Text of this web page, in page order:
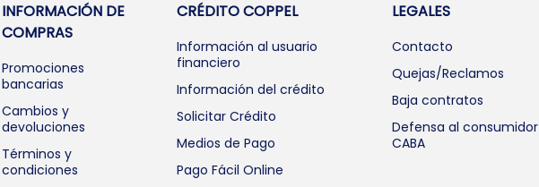
INFORMACIÓN DE
COMPRAS
Promociones
bancarias
Cambios y
devoluciones
Términos y
condiciones
CRÉDITO COPPEL
Información al usuario
financiero
Información del crédito
Solicitar Crédito
Medios de Pago
Pago Fácil Online
LEGALES
Contacto
Quejas/Reclamos
Baja contratos
Defensa al consumidor
CABA